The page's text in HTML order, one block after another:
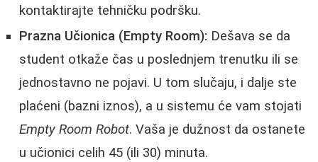
kontaktirajte tehničku podršku.
Prazna Učionica (Empty Room): Dešava se da
student otkaže čas u poslednjem trenutku ili se
jednostavno ne pojavi. U tom slučaju, i dalje ste
plaćeni (bazni iznos), a u sistemu će vam stojati
Empty Room Robot. Vaša je dužnost da ostanete
u učionici celih 45 (ili 30) minuta.